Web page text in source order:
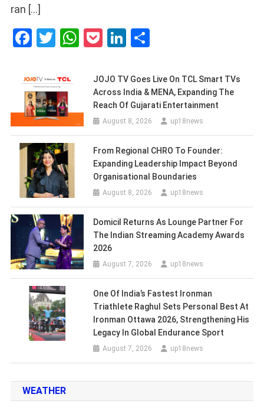
ran […]
Facebook
Twitter
WhatsApp
PocketLinkedIn
JOJO TV Goes Live On TCL Smart TVs
Across India & MENA, Expanding The
Reach Of Gujarati Entertainment
August 8, 2026 up18news
From Regional CHRO To Founder:
Expanding Leadership Impact Beyond
Organisational Boundaries
August 8, 2026 up18news
Domicil Returns As Lounge Partner For
The Indian Streaming Academy Awards
2026
August 7, 2026 up18news
One Of India’s Fastest Ironman
Triathlete Raghul Sets Personal Best At
Ironman Ottawa 2026, Strengthening His
Legacy In Global Endurance Sport
August 7, 2026 up18news
WEATHER